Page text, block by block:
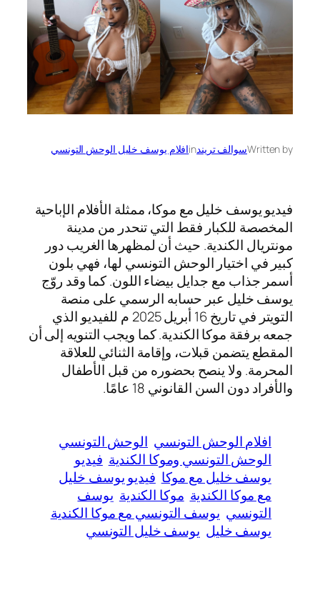
Written byسوالف تريندinافلام يوسف خليل الوحش التونسي
فيديو يوسف خليل مع موكا، ممثلة الأفلام الإباحية
المخصصة للكبار فقط التي تنحدر من مدينة
مونتريال الكندية. حيث أن لمظهرها الغريب دور
كبير في اختيار الوحش التونسي لها، فهي بلون
أسمر جذاب مع جدايل بيضاء اللون. كما وقد روّج
يوسف خليل عبر حسابه الرسمي على منصة
التويتر في تاريخ 16 أبريل 2025 م للفيديو الذي
جمعه برفقة موكا الكندية. كما ويجب التنويه إلى أن
المقطع يتضمن قبلات، وإقامة الثنائي للعلاقة
المحرمة. ولا ينصح بحضوره من قبل الأطفال
والأفراد دون السن القانوني 18 عامًا.
افلام الوحش التونسي الوحش التونسي
الوحش التونسي وموكا الكندية فيديو
يوسف خليل مع موكا فيديو يوسف خليل
مع موكا الكندية موكا الكندية يوسف
التونسي يوسف التونسي مع موكا الكندية
يوسف خليل يوسف خليل التونسي